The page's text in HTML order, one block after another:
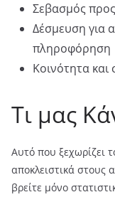
Σεβασμός προς
Δέσμευση για
πληροφόρηση
Κοινότητα
Τι μας
Αυτό που ξεχωρίζει
αποκλειστικά στους
βρείτε μόνο